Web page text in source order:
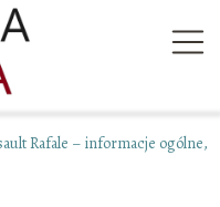
Rafale – informacje ogólne,